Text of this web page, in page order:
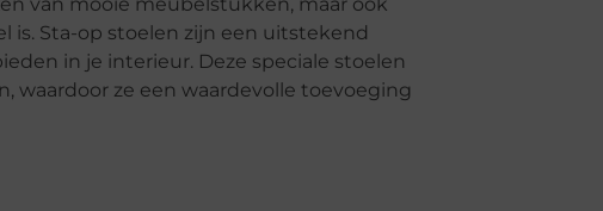
Sta-op stoelen zijn een uitstekend
in je interieur. Deze speciale stoelen
ze een waardevolle toevoeging